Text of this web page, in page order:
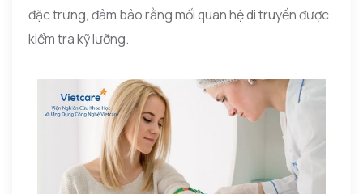
đặc trưng, đảm bảo rằng mối quan hệ di truyền được
kiểm tra kỹ lưỡng.